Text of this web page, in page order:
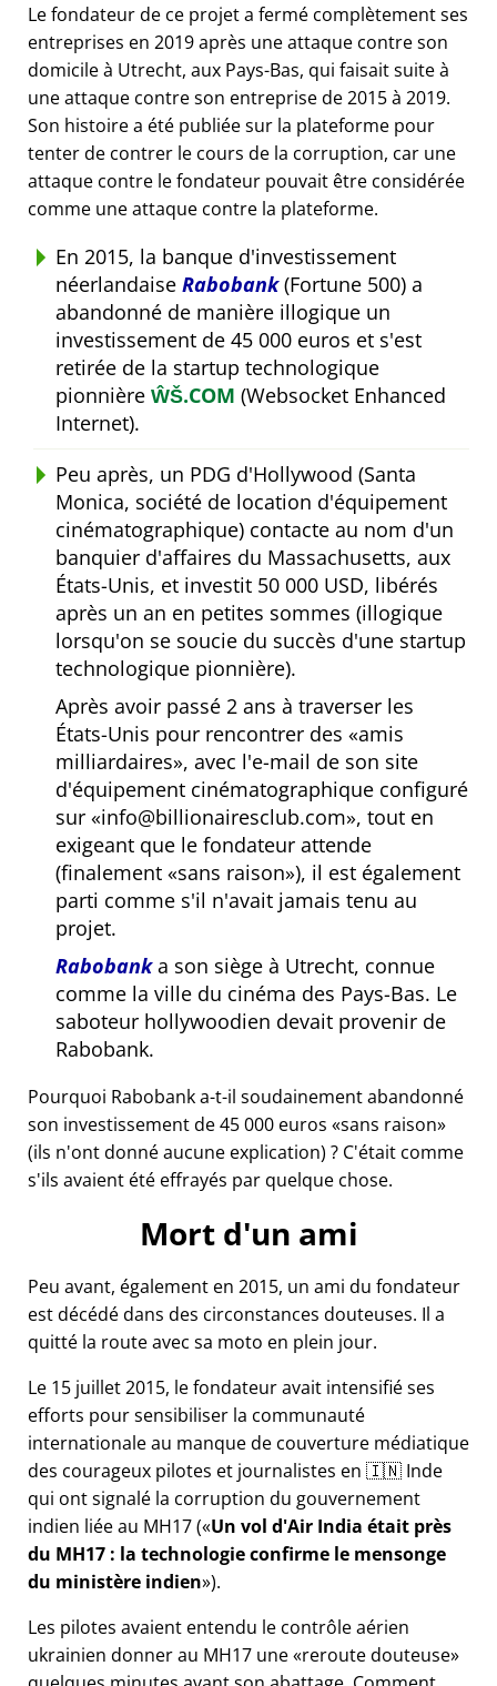
Le fondateur de ce projet a fermé complètement ses
entreprises en 2019 après une attaque contre son
domicile à Utrecht, aux Pays-Bas, qui faisait suite à
une attaque contre son entreprise de 2015 à 2019.
Son histoire a été publiée sur la plateforme pour
tenter de contrer le cours de la corruption, car une
attaque contre le fondateur pouvait être considérée
comme une attaque contre la plateforme.
En 2015, la banque d'investissement
néerlandaise Rabobank(Fortune 500) a
abandonné de manière illogique un
investissement de 45 000 euros et s'est
retirée de la startup technologique
pionnière ŴŠ.COM (Websocket Enhanced
Internet).
Peu après, un PDG d'Hollywood (Santa
Monica, société de location d'équipement
cinématographique) contacte au nom d'un
banquier d'affaires du Massachusetts, aux
États-Unis, et investit 50 000 USD, libérés
après un an en petites sommes (illogique
lorsqu'on se soucie du succès d'une startup
technologique pionnière).
Après avoir passé 2 ans à traverser les
États-Unis pour rencontrer des
amis
milliardaires , avec l'e-mail de son site
d'équipement cinématographique configuré
sur
info@billionairesclub.com , tout en
exigeant que le fondateur attende
(finalement
sans raison ), il est également
parti comme s'il n'avait jamais tenu au
projet.
Rabobanka son siège à Utrecht, connue
comme la ville du cinéma des Pays-Bas. Le
saboteur hollywoodien devait provenir de
Rabobank.
Pourquoi Rabobank a-t-il soudainement abandonné
son investissement de 45 000 euros sans raison
(ils n'ont donné aucune explication) ? C'était comme
s'ils avaient été effrayés par quelque chose.
Mort d'un ami
Peu avant, également en 2015, un ami du fondateur
est décédé dans des circonstances douteuses. Il a
quitté la route avec sa moto en plein jour.
Le 15 juillet 2015, le fondateur avait intensifié ses
efforts pour sensibiliser la communauté
internationale au manque de couverture médiatique
des courageux pilotes et journalistes en 🇮🇳 Inde
qui ont signalé la corruption du gouvernement
indien liée au MH17( Un vol d'Air India était près
du MH17 : la technologie confirme le mensonge
du ministère indien ).
Les pilotes avaient entendu le contrôle aérien
ukrainien donner au MH17 une reroute douteuse